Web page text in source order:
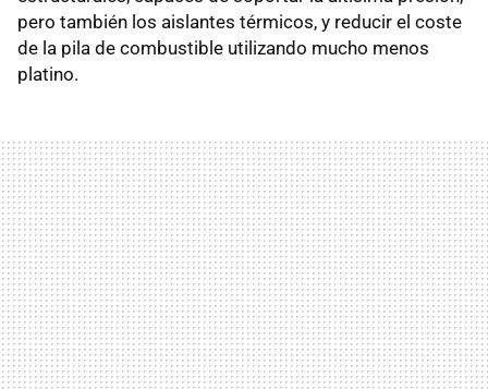
pero también los aislantes térmicos, y reducir el coste
de la pila de combustible utilizando mucho menos
platino.